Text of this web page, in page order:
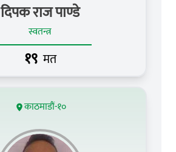
दिपक राज पाण्डे
स्वतन्त्र
१९ मत
काठमाडौं-१०